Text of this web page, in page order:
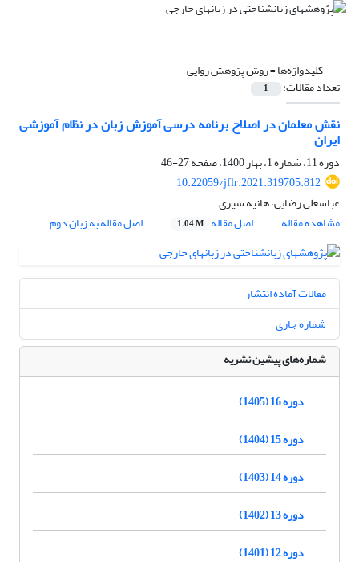
کلیدواژه‌ها =روش پژوهش روایی
تعداد مقالات: 1
نقش معلمان در اصلاح برنامه درسی آموزش زبان در نظام آموزشی
ایران
دوره 11، شماره 1، بهار 1400، صفحه
27-46
10.22059/jflr.2021.319705.812
عباسعلی رضایی، هانیه سیری
مشاهده مقاله
اصل مقاله 1.04 M اصل مقاله به زبان دوم
مقالات آماده انتشار
شماره جاری
شماره‌های پیشین نشریه
دوره 16 (1405)
دوره 15 (1404)
دوره 14 (1403)
دوره 13 (1402)
دوره 12 (1401)